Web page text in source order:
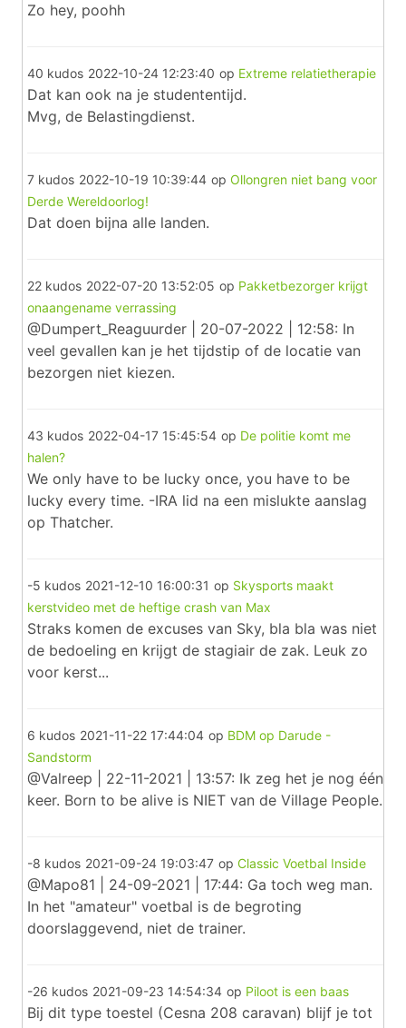
Zo hey, poohh
40 kudos 2022-10-24 12:23:40 op Extreme relatietherapie
Dat kan ook na je studententijd.
Mvg, de Belastingdienst.
7 kudos 2022-10-19 10:39:44 op Ollongren niet bang voor
Derde Wereldoorlog!
Dat doen bijna alle landen.
22 kudos 2022-07-20 13:52:05 op Pakketbezorger krijgt
onaangename verrassing
@Dumpert_Reaguurder | 20-07-2022 | 12:58: In
veel gevallen kan je het tijdstip of de locatie van
bezorgen niet kiezen.
43 kudos 2022-04-17 15:45:54 op De politie komt me
halen?
We only have to be lucky once, you have to be
lucky every time. -IRA lid na een mislukte aanslag
op Thatcher.
-5 kudos 2021-12-10 16:00:31 op Skysports maakt
kerstvideo met de heftige crash van Max
Straks komen de excuses van Sky, bla bla was niet
de bedoeling en krijgt de stagiair de zak. Leuk zo
voor kerst...
6 kudos 2021-11-22 17:44:04 op BDM op Darude -
Sandstorm
@Valreep | 22-11-2021 | 13:57: Ik zeg het je nog één
keer. Born to be alive is NIET van de Village People.
-8 kudos 2021-09-24 19:03:47 op Classic Voetbal Inside
@Mapo81 | 24-09-2021 | 17:44: Ga toch weg man.
In het "amateur" voetbal is de begroting
doorslaggevend, niet de trainer.
-26 kudos 2021-09-23 14:54:34 op Piloot is een baas
Bij dit type toestel (Cesna 208 caravan) blijf je tot